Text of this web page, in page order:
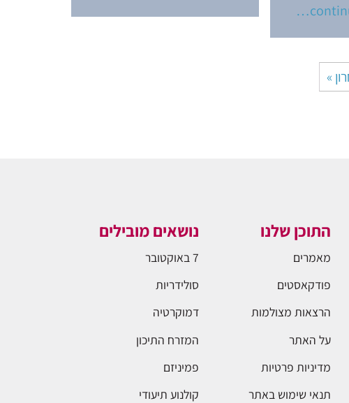
»
התוכן שלנו
מאמרים
פודקאסטים
הרצאות מצולמות
על האתר
מדיניות פרטיות
תנאי שימוש באתר
נושאים מובילים
7 באוקטובר
סולידריות
דמוקרטיה
המזרח התיכון
פמיניזם
קולנוע תיעודי